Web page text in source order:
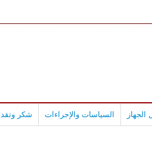
الجهاز السياسات والإجراءات شكر